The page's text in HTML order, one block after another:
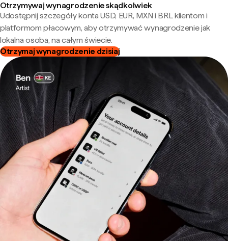
Otrzymywaj wynagrodzenie skądkolwiek
Udostępnij szczegóły konta USD, EUR, MXN i BRL klientom i
platformom płacowym, aby otrzymywać wynagrodzenie jak
lokalna osoba, na całym świecie.
Otrzymaj wynagrodzenie dzisiaj